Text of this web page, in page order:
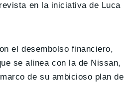
en la iniciativa de Luca
el desembolso financiero,
se alinea con la de Nissan,
de su ambicioso plan de